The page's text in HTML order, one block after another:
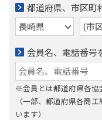
都道府県、市区町
会員名、電話番号
※会員とは都道府県各協
（一部、都道府県各商
います）